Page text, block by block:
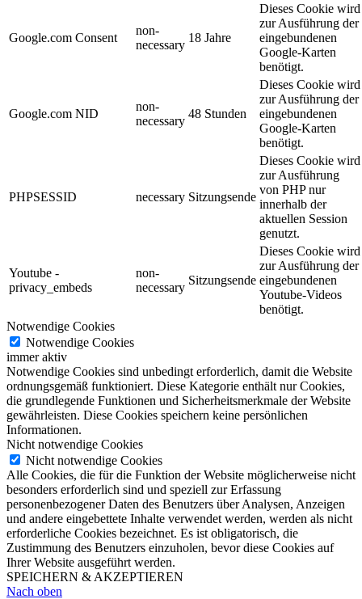
Google.com Consent
non-
necessary
18 Jahre
Dieses Cookie wird
zur Ausführung der
eingebundenen
Google-Karten
benötigt.
Google.com NID
non-
necessary
48 Stunden
Dieses Cookie wird
zur Ausführung der
eingebundenen
Google-Karten
benötigt.
PHPSESSID necessary Sitzungsende
Dieses Cookie wird
zur Ausführung
von PHP nur
innerhalb der
aktuellen Session
genutzt.
Youtube -
privacy_embeds
non-
necessary
Sitzungsende
Dieses Cookie wird
zur Ausführung der
eingebundenen
Youtube-Videos
benötigt.
Notwendige Cookies
Notwendige Cookies
immer aktiv
Notwendige Cookies sind unbedingt erforderlich, damit die Website
ordnungsgemäß funktioniert. Diese Kategorie enthält nur Cookies,
die grundlegende Funktionen und Sicherheitsmerkmale der Website
gewährleisten. Diese Cookies speichern keine persönlichen
Informationen.
Nicht notwendige Cookies
Nicht notwendige Cookies
Alle Cookies, die für die Funktion der Website möglicherweise nicht
besonders erforderlich sind und speziell zur Erfassung
personenbezogener Daten des Benutzers über Analysen, Anzeigen
und andere eingebettete Inhalte verwendet werden, werden als nicht
erforderliche Cookies bezeichnet. Es ist obligatorisch, die
Zustimmung des Benutzers einzuholen, bevor diese Cookies auf
Ihrer Website ausgeführt werden.
SPEICHERN & AKZEPTIEREN
Nach oben